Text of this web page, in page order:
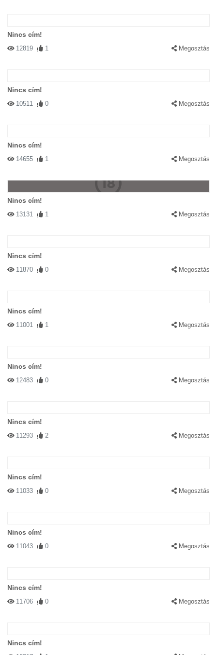
Nincs cím!
12819 1 Megosztás
Nincs cím!
10511 0 Megosztás
Nincs cím!
14655 1 Megosztás
Nincs cím!
13131 1 Megosztás
Nincs cím!
11870 0 Megosztás
Nincs cím!
11001 1 Megosztás
Nincs cím!
12483 0 Megosztás
Nincs cím!
11293 2 Megosztás
Nincs cím!
11033 0 Megosztás
Nincs cím!
11043 0 Megosztás
Nincs cím!
11706 0 Megosztás
Nincs cím!